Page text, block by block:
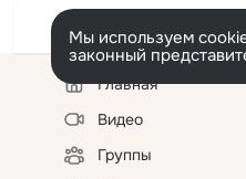
Мы используем
законный
Левая
колонкаГлавная
Видео
Группы